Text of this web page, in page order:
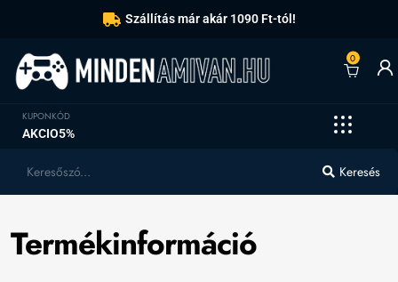
Szállítás már akár 1090 Ft-tól!
0
KUPONKÓD
AKCIO5%
Keresés
Termékinformáció